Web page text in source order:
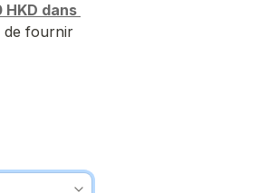
dans
de fournir